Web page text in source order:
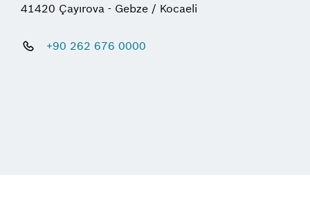
41420 Çayırova - Gebze / Kocaeli
+90 262 676 0000